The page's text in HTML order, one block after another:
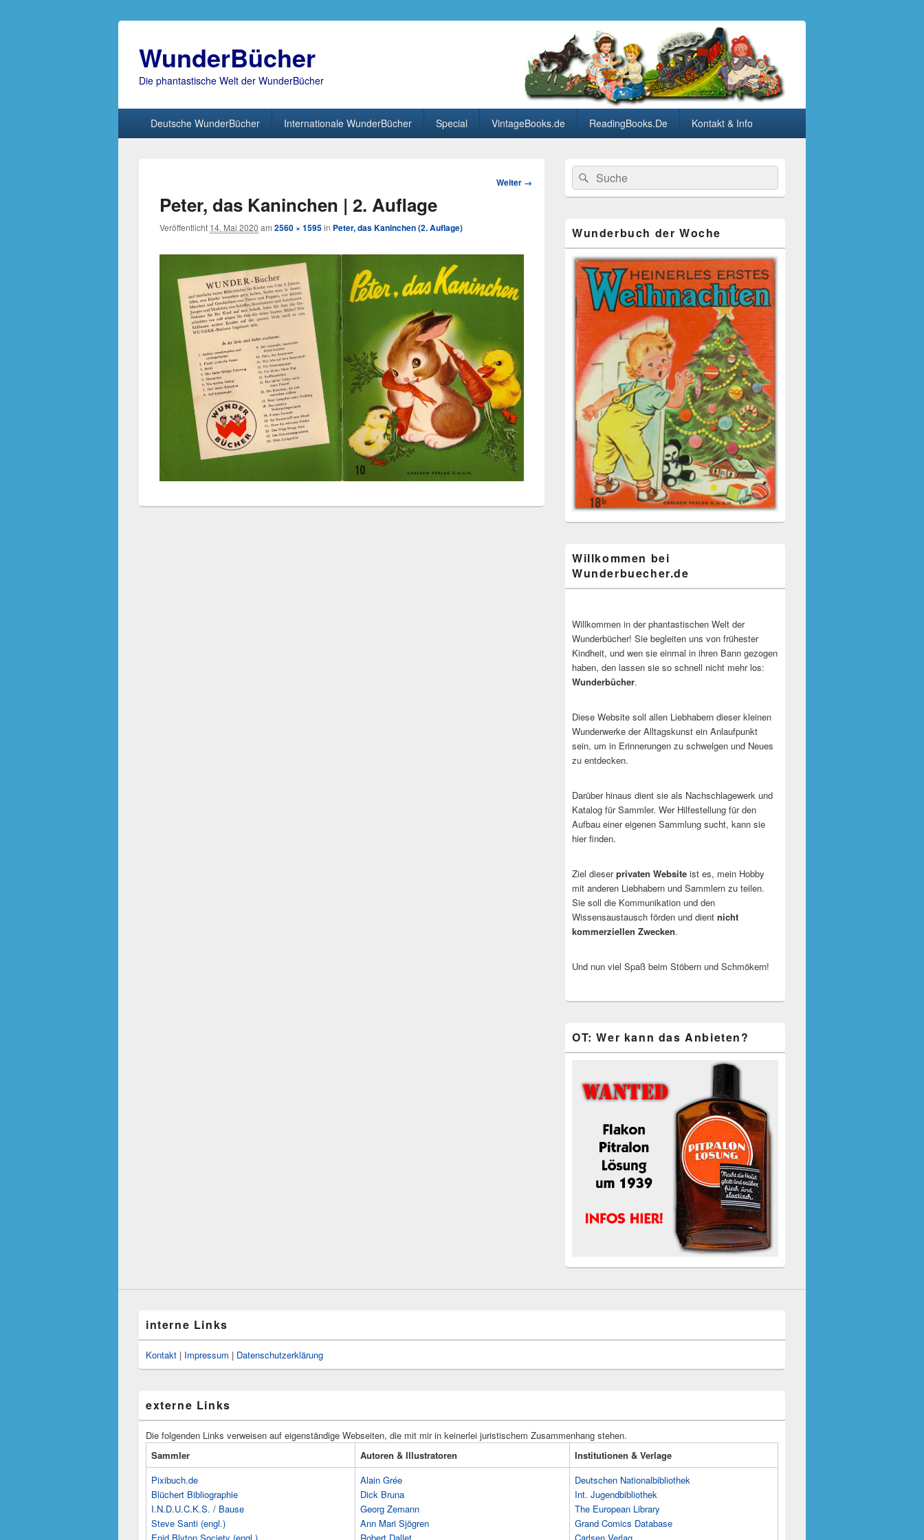
WunderBücher
Die phantastische Welt der WunderBücher
Deutsche WunderBücher Internationale WunderBücher Special VintageBooks.de ReadingBooks.De Kontakt & Info
Bild-
Weiter →
Peter, das Kaninchen | 2. Auflage
Veröffentlicht 14. Mai 2020 am 2560 × 1595in Peter, das Kaninchen (2. Auflage)
Primärer
Seitenleisten
Widget-
Bereich
Search
for:
Suche
Wunderbuch der Woche
Willkommen bei
Wunderbuecher.de
Willkommen in der phantastischen Welt der
Wunderbücher! Sie begleiten uns von frühester
Kindheit, und wen sie einmal in ihren Bann gezogen
haben, den lassen sie so schnell nicht mehr los:
Wunderbücher.
Diese Website soll allen Liebhabern dieser kleinen
Wunderwerke der Alltagskunst ein Anlaufpunkt
sein, um in Erinnerungen zu schwelgen und Neues
zu entdecken.
Darüber hinaus dient sie als Nachschlagewerk und
Katalog für Sammler. Wer Hilfestellung für den
Aufbau einer eigenen Sammlung sucht, kann sie
hier finden.
Ziel dieserprivaten Website ist es, mein Hobby
mit anderen Liebhabern und Sammlern zu teilen.
Sie soll die Kommunikation und den
Wissensaustausch förden und dient nicht
kommerziellen Zwecken.
Und nun viel Spaß beim Stöbern und Schmökern!
OT: Wer kann das Anbieten?
interne Links
Kontakt | Impressum | Datenschutzerklärung
externe Links
Die folgenden Links verweisen auf eigenständige Webseiten, die mit mir in keinerlei juristischem Zusammenhang stehen.
Sammler
Autoren & Illustratoren
Institutionen & Verlage
Pixibuch.de
Blüchert Bibliographie
I.N.D.U.C.K.S. / Bause
Steve Santi (engl.)
Alain Grée
Dick Bruna
Georg Zemann
Ann Mari Sjögren
Deutschen Nationalbibliothek
Int. Jugendbibliothek
The European Library
Grand Comics Database